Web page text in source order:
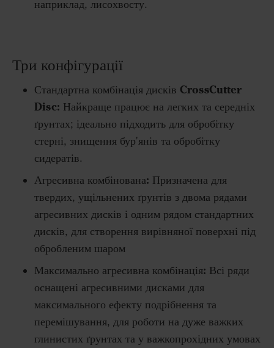
наприклад, лисохвосту.
Три конфігурації
Стандартна комбінація дисків CrossCutter
Disc: Найкраще працює на легких та середніх
ґрунтах; ідеально підходить для обробітку
стерні, знищення бур'янів та обробітку
сидератів.
Агресивна комбінована: Призначена для
твердих, ущільнених ґрунтів з двома рядами
агресивних дисків і одним рядом стандартних
дисків, для створення вирівняної поверхні під
обробленим шаром
Максимально агресивна комбінація: Всі ряди
оснащені агресивними дисками для
максимального ефекту подрібнення та
перемішування, для роботи на дуже важких
глинистих ґрунтах та у важкопрохідних умовах